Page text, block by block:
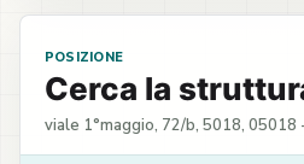
POSIZIONE
Cerca la
viale 1°maggio, 72/b, 5018,